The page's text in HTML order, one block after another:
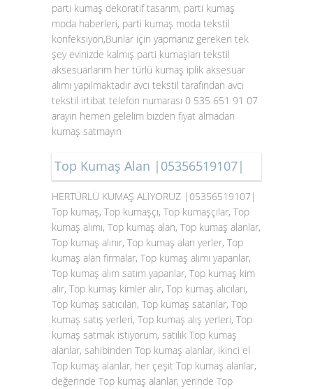
parti kumaş dekoratif tasarım, parti kumaş
moda haberleri, parti kumaş moda tekstil
konfeksiyon,Bunlar için yapmanız gereken tek
şey evinizde kalmış parti kumaşları tekstil
aksesuarlarım her türlü kumaş iplik aksesuar
alımı yapılmaktadır avcı tekstil tarafından avcı
tekstil irtibat telefon numarası 0 535 651 91 07
arayın hemen gelelim bizden fiyat almadan
kumaş satmayın
Top Kumaş Alan |05356519107|
HERTÜRLÜ KUMAŞ ALIYORUZ |05356519107|
Top kumaş, Top kumaşçı, Top kumaşçılar, Top
kumaş alımı, Top kumaş alan, Top kumaş alanlar,
Top kumaş alınır, Top kumaş alan yerler, Top
kumaş alan firmalar, Top kumaş alımı yapanlar,
Top kumaş alım satım yapanlar, Top kumaş kim
alır, Top kumaş kimler alır, Top kumaş alıcıları,
Top kumaş satıcıları, Top kumaş satanlar, Top
kumaş satış yerleri, Top kumaş alış yerleri, Top
kumaş satmak istiyorum, satılık Top kumaş
alanlar, sahibinden Top kumaş alanlar, ikinci el
Top kumaş alanlar, her çeşit Top kumaş alanlar,
değerinde Top kumaş alanlar, yerinde Top